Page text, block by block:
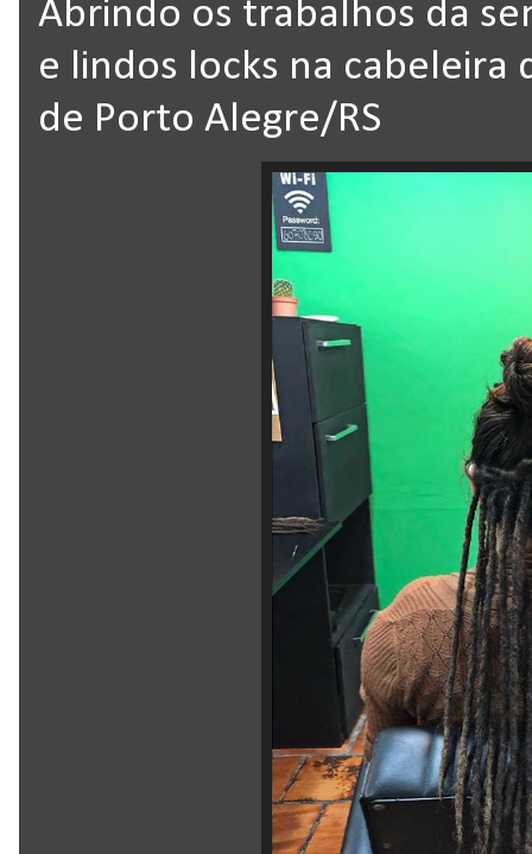
Abrindo os trabalhos da
e lindos locks na cabeleira
de Porto Alegre/RS